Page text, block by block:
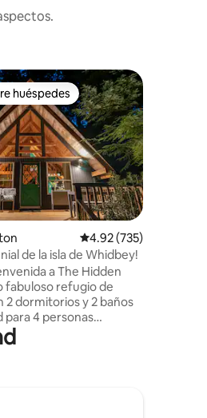
5; 845 evaluaciones
Favorito entre huéspedes
huéspedes
Calificación promedio:
4.92 (735)
de la isla de Whidbey!
a The Hidden
fabuloso refugio de
2 dormitorios y 2 baños
para 4 personas
el lugar perfecto para
equipada con barra de